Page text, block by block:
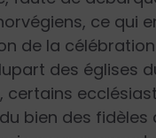
ce qui
de la
des églises
certains
bien des